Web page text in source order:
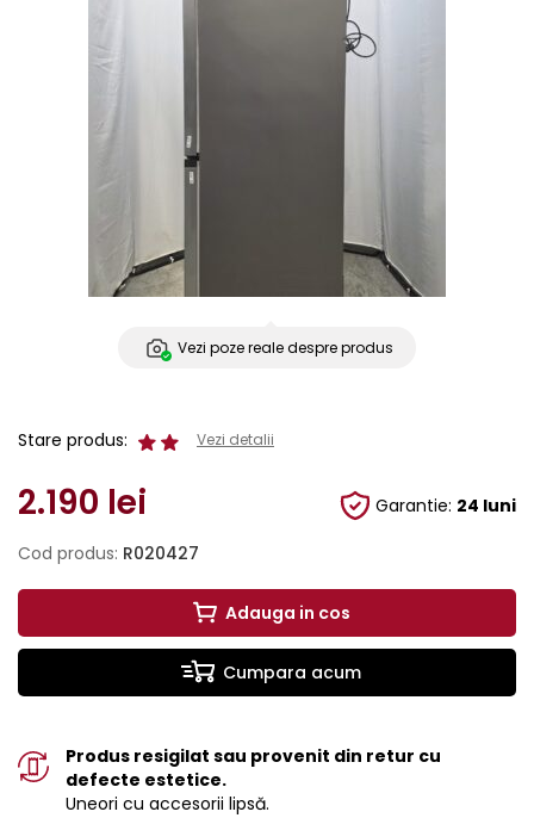
Vezi poze reale despre produs
Stare produs: Vezi detalii
2.190 lei Garantie: 24 luni
Cod produs: R020427
Adauga in cos
Cumpara acum
Produs resigilat sau provenit din retur cu
defecte estetice.
Uneori cu accesorii lipsă.